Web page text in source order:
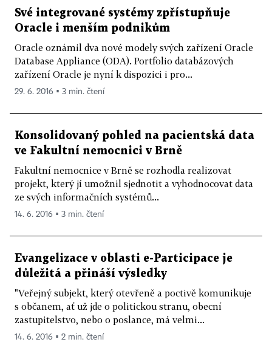
Své integrované systémy zpřístupňuje
Oracle i menším podnikům
Oracle oznámil dva nové modely svých zařízení Oracle
Database Appliance (ODA). Portfolio databázových
zařízení Oracle je nyní k dispozici i pro...
29. 6. 2016 ▪ 3 min. čtení
Konsolidovaný pohled na pacientská data
ve Fakultní nemocnici v Brně
Fakultní nemocnice v Brně se rozhodla realizovat
projekt, který jí umožnil sjednotit a vyhodnocovat data
ze svých informačních systémů...
14. 6. 2016 ▪ 3 min. čtení
Evangelizace v oblasti e-Participace je
důležitá a přináší výsledky
"Veřejný subjekt, který otevřeně a poctivě komunikuje
s občanem, ať už jde o politickou stranu, obecní
zastupitelstvo, nebo o poslance, má velmi...
14. 6. 2016 ▪ 2 min. čtení